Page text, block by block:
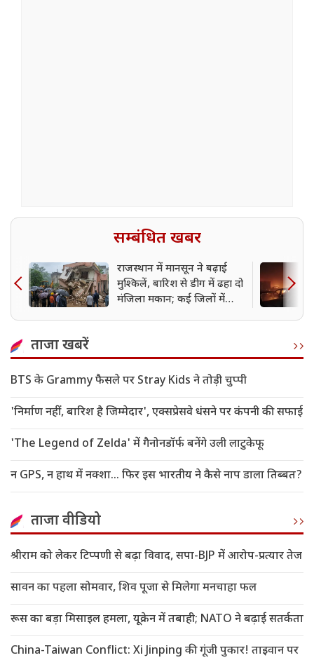
सम्बंधित खबर
राजस्थान में मानसून ने बढ़ाई
मुश्किलें, बारिश से डीग में ढहा दो
मंजिला मकान; कई जिलों में
ताजा खबरें
BTS के Grammy फैसले पर Stray Kids ने तोड़ी चुप्पी
'निर्माण नहीं, बारिश है जिम्मेदार', एक्सप्रेसवे धंसने पर कंपनी की सफाई
'The Legend of Zelda' में गैनोनडॉर्फ बनेंगे उली लाटुकेफू
न GPS, न हाथ में नक्शा... फिर इस भारतीय ने कैसे नाप डाला तिब्बत?
ताजा वीडियो
श्रीराम को लेकर टिप्पणी से बढ़ा विवाद, सपा-BJP में आरोप-प्रत्यार तेज
सावन का पहला सोमवार, शिव पूजा से मिलेगा मनचाहा फल
रूस का बड़ा मिसाइल हमला, यूक्रेन में तबाही; NATO ने बढ़ाई सतर्कता
China-Taiwan Conflict: Xi Jinping की गूंजी पुकार! ताइवान पर